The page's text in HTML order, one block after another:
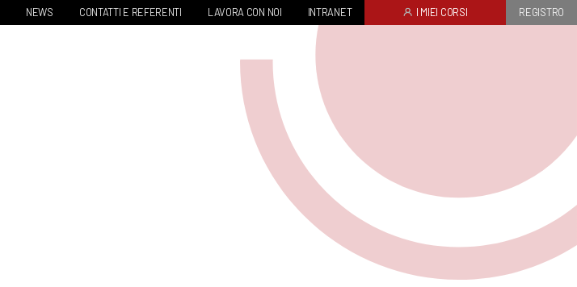
NEWS CONTATTI E REFERENTI LAVORA CON NOI INTRANET I MIEI CORSI REGISTRO